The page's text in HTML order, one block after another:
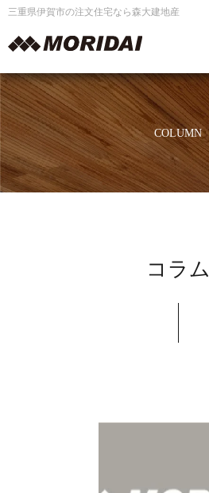
三重県伊賀市の注文住宅なら森大建地産
COLUMN
コラム